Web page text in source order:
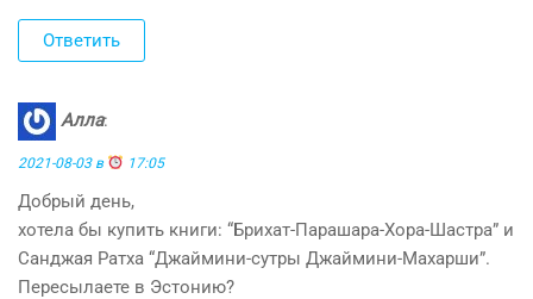
Ответить
Алла:
2021-08-03 в 17:05
Добрый день,
хотела бы купить книги: “Брихат-Парашара-Хора-Шастра” и
Санджая Ратха “Джаймини-сутры Джаймини-Махарши”.
Пересылаете в Эстонию?